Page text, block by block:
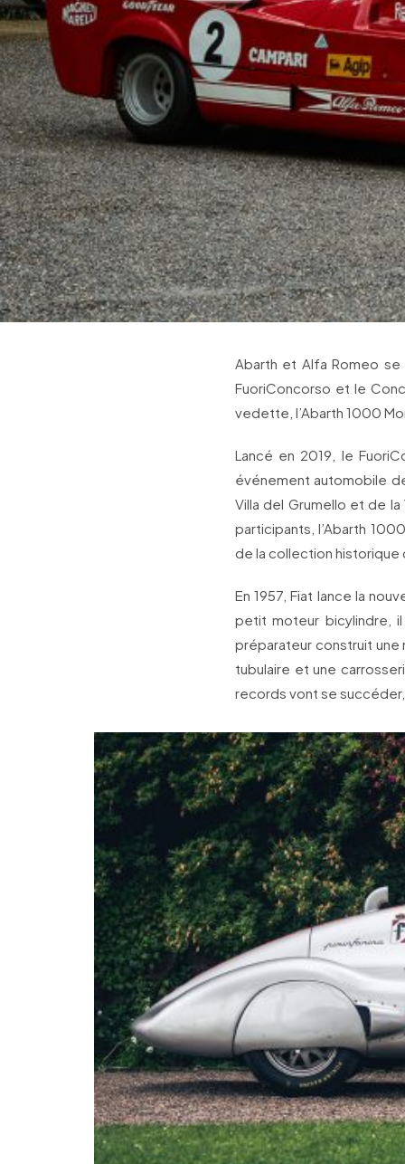
Abarth et Alfa Romeo
FuoriConcorso et le
vedette, l’Abarth 1000
Lancé en 2019, le
événement automobile
Villa del Grumello et de
participants, l’Abarth
de la collection historique
En 1957, Fiat lance la
petit moteur bicylindre,
préparateur construit
tubulaire et une
records vont se